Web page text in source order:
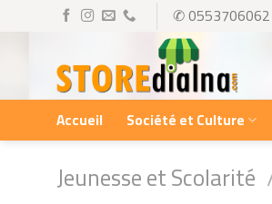
content
✆ 0553706062
Accueil Société et Culture
Jeunesse et Scolarité